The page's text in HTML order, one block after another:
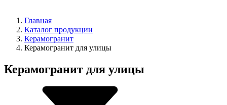
Главная
Каталог продукции
Керамогранит
Керамогранит для улицы
Керамогранит для улицы